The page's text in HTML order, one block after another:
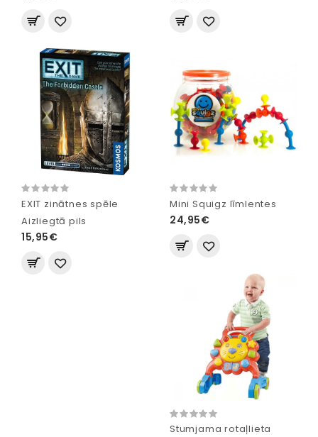
EXIT zinātnes spēle
Aizliegtā pils
15,95€
Mini Squigz līmlentes
24,95€
Stumjama rotaļlieta